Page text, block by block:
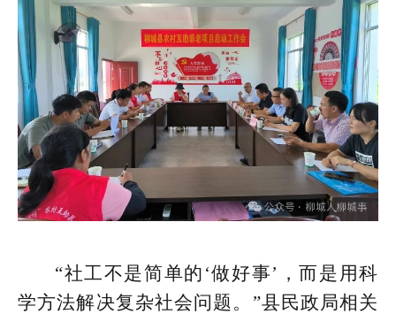
“社工不是简单的‘做好事’，而是用科
学方法解决复杂社会问题。”县民政局相关